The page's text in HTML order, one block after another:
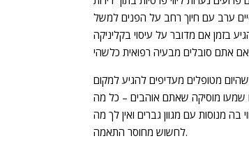
ערב עם חיוך רחב על הפנים למשל
בזמן אם מדובר על עיסוי בקליניקה
מטופלים מעדיפים להגיע למקום
שמעו מוסיקה שאתם אוהבים – כל מה
מנוסות עם מגוון גברים ואין לך מה
לחשוש מחוסר התאמה.